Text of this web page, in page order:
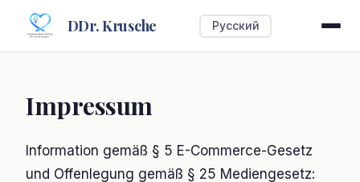
DDr. Krusche Русский
Impressum
Information gemäß § 5 E-Commerce-Gesetz
und Offenlegung gemäß § 25 Mediengesetz: